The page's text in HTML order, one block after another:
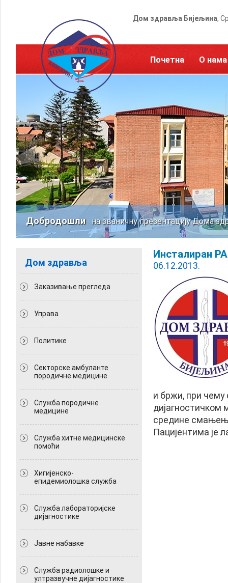
Дом здравља Бијељина,
Почетна О нама
Добродошлина званичну презентацију Дома
Дом здравља
Заказивање прегледа
Управа
Политикe
Секторске амбуланте
породичне медицине
Служба породичне
медицине
Служба хитне медицинске
помоћи
Хигијенско-
епидемиолошка служба
Служба лабораторијске
дијагностике
Јавне набавке
Служба радиолошке и
ултразвучне дијагностике
Инсталиран
06.12.2013.
и бржи, при чему
дијагностичком
средине
Пацијентима је